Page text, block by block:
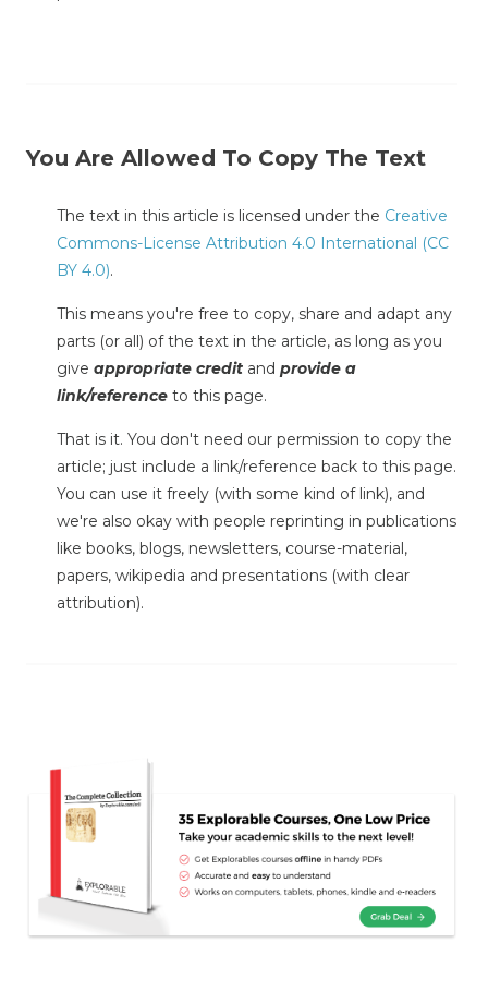
You Are Allowed To Copy The Text
The text in this article is licensed under the Creative
Commons-License Attribution 4.0 International (CC
BY 4.0).
This means you're free to copy, share and adapt any
parts (or all) of the text in the article, as long as you
give appropriate credit and provide a
link/reference to this page.
That is it. You don't need our permission to copy the
article; just include a link/reference back to this page.
You can use it freely (with some kind of link), and
we're also okay with people reprinting in publications
like books, blogs, newsletters, course-material,
papers, wikipedia and presentations (with clear
attribution).